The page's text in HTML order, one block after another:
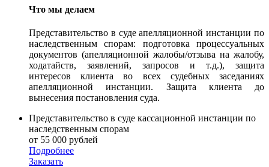
Что мы делаем
Представительство в суде апелляционной инстанции по
наследственным спорам: подготовка процессуальных
документов (апелляционной жалобы/отзыва на жалобу,
ходатайств, заявлений, запросов и т.д.), защита
интересов клиента во всех судебных заседаниях
апелляционной инстанции. Защита клиента до
вынесения постановления суда.
Представительство в суде кассационной инстанции по
наследственным спорам
от 55 000 рублей
Подробнее
Заказать